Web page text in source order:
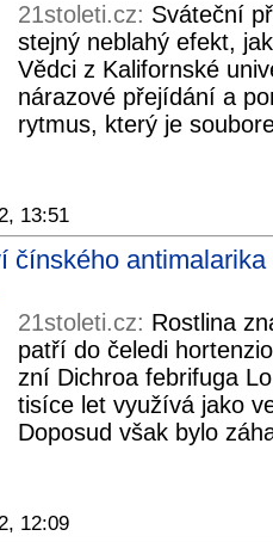
21stoleti.cz: Sváteční
stejný neblahý efekt,
Vědci z Kalifornské
nárazové přejídání a
rytmus, který je
13:51
čínského
21stoleti.cz: Rostlina
patří do čeledi
zní Dichroa febrifuga
tisíce let využívá jako
Doposud však bylo
12:09